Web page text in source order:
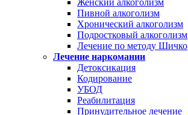
Женский алкоголизм
Пивной алкоголизм
Хронический алкоголизм
Подростковый алкоголизм
Лечение по методу Шичко
Лечение наркомании
Детоксикация
Кодирование
УБОД
Реабилитация
Принудительное лечение